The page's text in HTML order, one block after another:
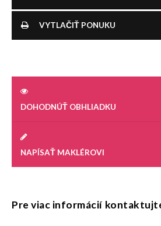
VYTLAČIŤ PONUKU
DOHODNÚŤ OBHLIADKU
NAPÍSAŤ MAKLÉROVI
Pre viac informácií